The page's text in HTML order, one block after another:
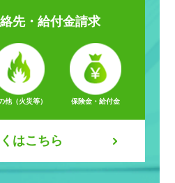
先・給付金請求
他（火災等） 保険金・給付金
はこちら